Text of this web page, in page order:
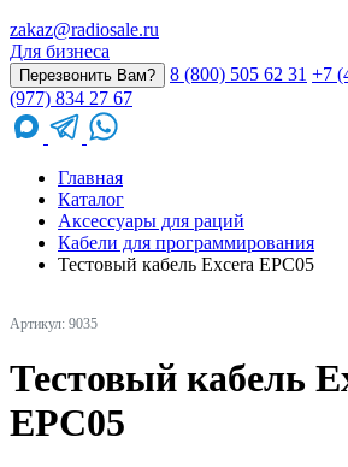
zakaz@radiosale.ru
Для бизнеса
Перезвонить Вам? 8 (800) 505 62 31 +7
(977) 834 27 67
Главная
Каталог
Аксессуары для раций
Кабели для программирования
Тестовый кабель Excera EPC05
Артикул: 9035
Тестовый кабель
EPC05